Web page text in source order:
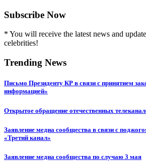
Subscribe Now
* You will receive the latest news and
celebrities!
Trending News
Письмо Президенту КР в связи с принятием
информацией»
Открытое обращение отечественных
Заявление медиа сообщества в связи с
«Третий канал»
Заявление медиа сообщества по случаю 3 мая